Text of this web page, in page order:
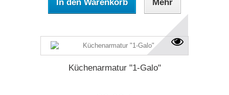
In den Warenkorb Mehr
Küchenarmatur "1-Galo"